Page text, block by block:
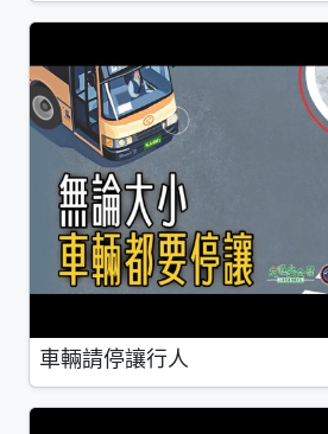
車輛請停讓行人